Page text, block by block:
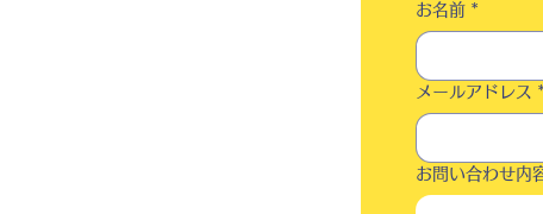
お名前 *
メールアドレス *
お問い合わせ内